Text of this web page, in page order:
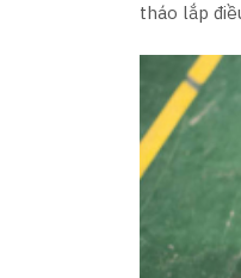
tháo lắp